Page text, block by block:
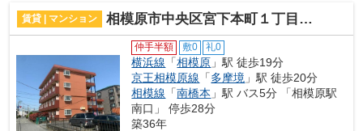
賃貸 | マンション 相模原市中央区宮下本町１丁目のマンション
仲手半額 敷0 礼0
横浜線 「相模原 」駅 徒歩19分
京王相模原線 「多摩境 」駅 徒歩20分
相模線 「南橋本 」駅 バス5分 「相模原駅
南口」 停歩28分
築36年